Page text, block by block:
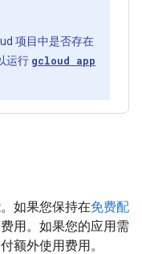
项目中是否存在
运行 gcloud app
如果您保持在免费配
用。如果您的应用需
额外使用费用。